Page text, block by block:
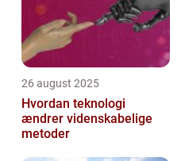
26 august 2025
Hvordan teknologi
ændrer videnskabelige
metoder